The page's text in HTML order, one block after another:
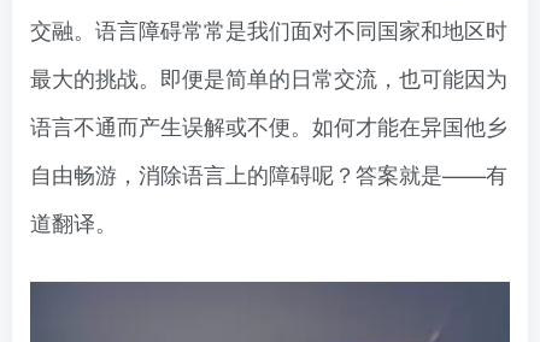
交融。语言障碍常常是我们面对不同国家和地区时
最大的挑战。即便是简单的日常交流，也可能因为
语言不通而产生误解或不便。如何才能在异国他乡
自由畅游，消除语言上的障碍呢？答案就是——有
道翻译。